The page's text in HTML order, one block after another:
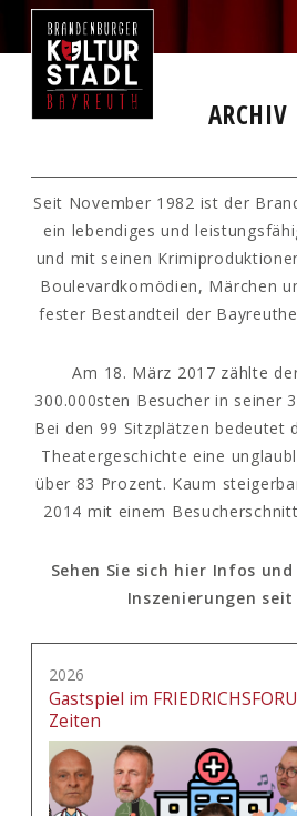
ARCHIV
Seit November 1982 ist der
ein lebendiges und
und mit seinen
Boulevardkomödien, Märchen
fester Bestandteil der
Am 18. März 2017 zählte
300.000sten Besucher in seiner
Bei den 99 Sitzplätzen bedeutet
Theatergeschichte eine
über 83 Prozent. Kaum
2014 mit einem
Sehen Sie sich hier Infos
Inszenierungen seit
2026
Gastspiel im
Zeiten